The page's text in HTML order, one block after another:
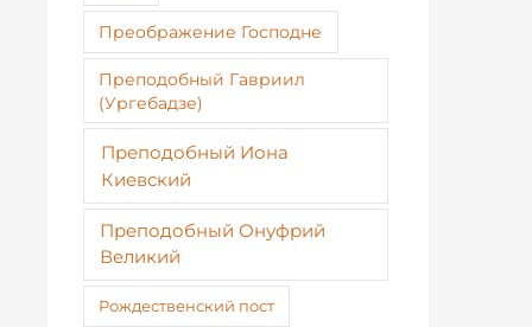
Преображение Господне
Преподобный Гавриил
(Ургебадзе)
Преподобный Иона
Киевский
Преподобный Онуфрий
Великий
Рождественский пост